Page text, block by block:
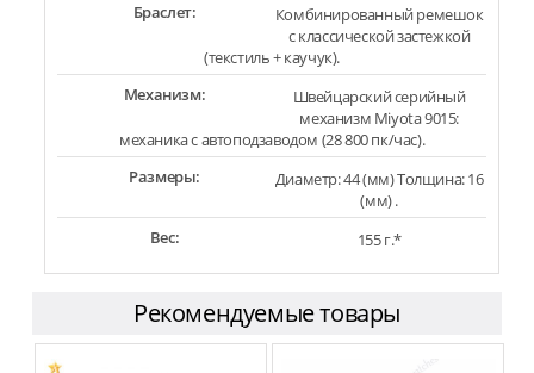
Браслет:
Комбинированный ремешок
с классической застежкой
(текстиль + каучук).
Механизм:
Швейцарский серийный
механизм Miyota 9015:
механика с автоподзаводом (28 800 пк/час).
Размеры:
Диаметр: 44 (мм) Толщина: 16
(мм) .
Вес:
155 г.*
Рекомендуемые товары